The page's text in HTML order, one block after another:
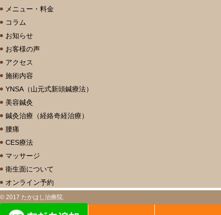
メニュー・料金
コラム
お知らせ
お客様の声
アクセス
施術内容
YNSA（山元式新頭鍼療法）
美容鍼灸
鍼灸治療（経絡奇経治療）
腰痛
CES療法
マッサージ
衛生面について
オンライン予約
© 2017 たかはし治療院.